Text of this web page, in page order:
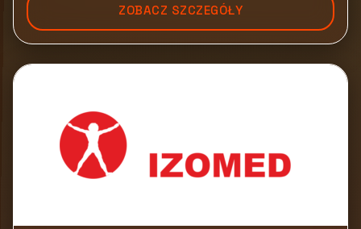
ZOBACZ SZCZEGÓŁY